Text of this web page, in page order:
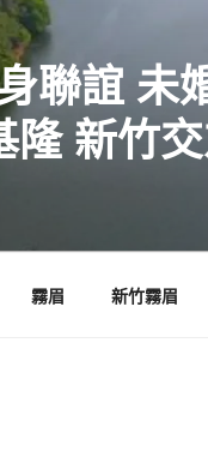
聯誼 未
隆 新竹
霧眉 新竹霧眉